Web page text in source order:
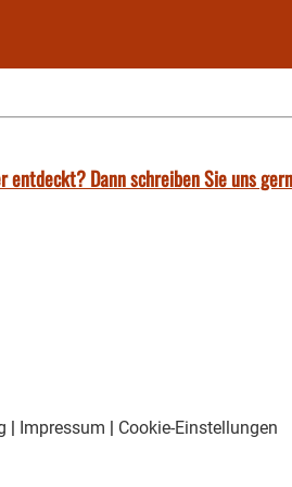
entdeckt? Dann schreiben Sie uns
| Impressum | Cookie-Einstellungen